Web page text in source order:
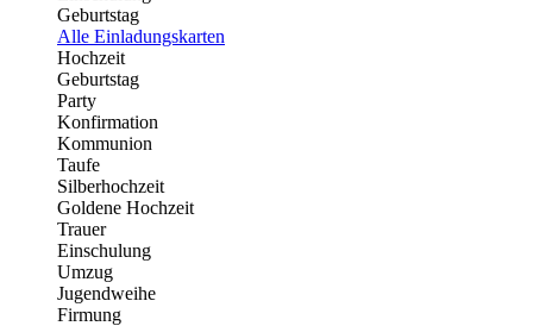
Geburtstag
Alle Einladungskarten
Hochzeit
Geburtstag
Party
Konfirmation
Kommunion
Taufe
Silberhochzeit
Goldene Hochzeit
Trauer
Einschulung
Umzug
Jugendweihe
Firmung